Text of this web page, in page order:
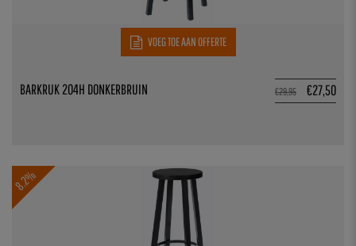
VOEG TOE AAN OFFERTE
€29,95 €27,50
BARKRUK 204H DONKERBRUIN
8.2%